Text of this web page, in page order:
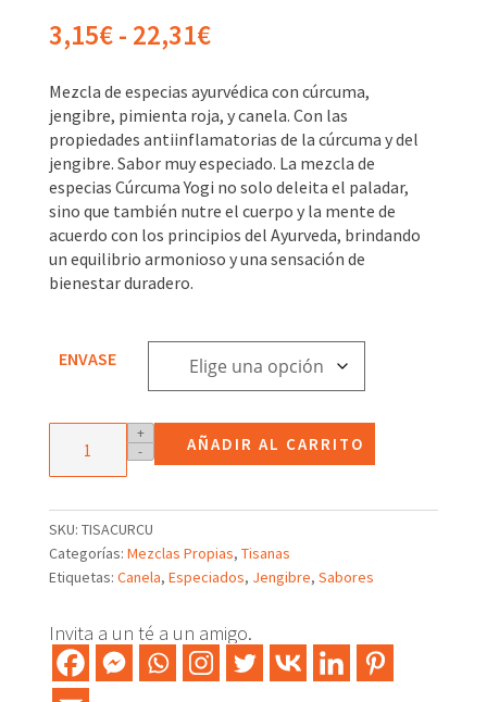
3,15€- 22,31€Rango
precios:
desde
3,15€
hasta
22,31€
Mezcla de especias ayurvédica con cúrcuma,
jengibre, pimienta roja, y canela. Con las
propiedades antiinflamatorias de la cúrcuma y del
jengibre. Sabor muy especiado. La mezcla de
especias Cúrcuma Yogi no solo deleita el paladar,
sino que también nutre el cuerpo y la mente de
acuerdo con los principios del Ayurveda, brindando
un equilibrio armonioso y una sensación de
bienestar duradero.
ENVASE
especias
con
cúrcuma
Yogi
cantidad
+
-
AÑADIR AL CARRITO
SKU: TISACURCU
Categorías: Mezclas Propias, Tisanas
Etiquetas: Canela, Especiados, Jengibre, Sabores
Invita a un té a un amigo.